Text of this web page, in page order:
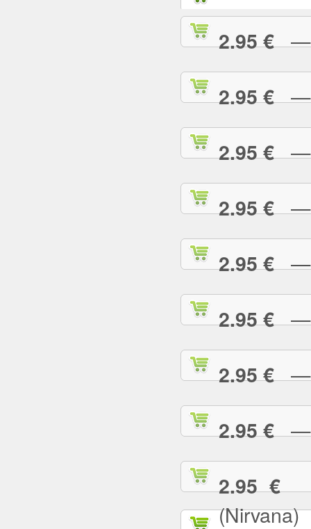
2.95 €—
2.95 €—
2.95 €—
2.95 €—
2.95 €—
2.95 €—
2.95 €—
2.95 €—
2.95 €—
(Nirvana)